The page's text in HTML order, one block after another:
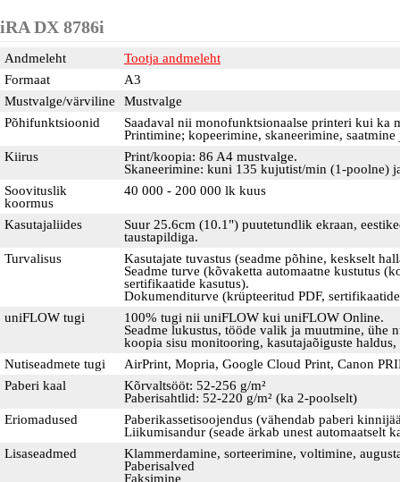
iRA DX 8786i
Andmeleht
Tootja andmeleht
Formaat
A3
Mustvalge/värviline
Mustvalge
Põhifunktsioonid
Saadaval nii monofunktsionaalse printeri kui ka
Printimine; kopeerimine, skaneerimine,
Kiirus
Print/koopia: 86 A4 mustvalge.
Skaneerimine: kuni 135 kujutist/min (1-poolne)
Soovituslik
koormus
40 000 - 200 000 lk kuus
Kasutajaliides
Suur 25.6cm (10.1") puutetundlik ekraan,
taustapildiga.
Turvalisus
Kasutajate tuvastus (seadme põhine, keskselt
Seadme turve (kõvaketta automaatne kustutus
sertifikaatide kasutus).
Dokumenditurve (krüpteeritud PDF,
uniFLOW tugi
100% tugi nii uniFLOW kui uniFLOW Online.
Seadme lukustus, tööde valik ja muutmine, ühe
koopia sisu monitooring, kasutajaõiguste
Nutiseadmete tugi
AirPrint, Mopria, Google Cloud Print, Canon
Paberi kaal
Kõrvaltsööt: 52-256 g/m²
Paberisahtlid: 52-220 g/m² (ka 2-poolselt)
Eriomadused
Paberikassetisoojendus (vähendab paberi
Liikumisandur (seade ärkab unest automaatselt
Lisaseadmed
Klammerdamine, sorteerimine, voltimine,
Paberisalved
Faksimine